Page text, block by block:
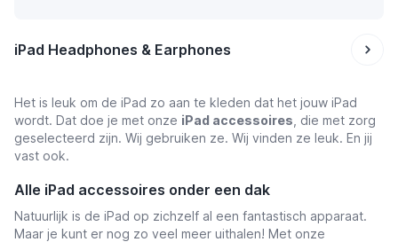
iPad Headphones & Earphones
Het is leuk om de iPad zo aan te kleden dat het jouw iPad
wordt. Dat doe je met onze iPad accessoires , die met zorg
geselecteerd zijn. Wij gebruiken ze. Wij vinden ze leuk. En jij
vast ook.
Alle iPad accessoires onder een dak
Natuurlijk is de iPad op zichzelf al een fantastisch apparaat.
Maar je kunt er nog zo veel meer uithalen! Met onze